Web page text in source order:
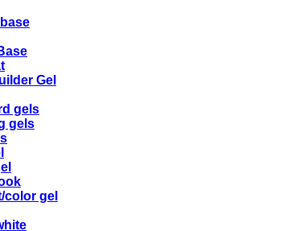
Gel
gels
gels
color gel